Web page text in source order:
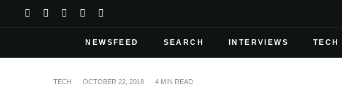
NEWSFEED SEARCH INTERVIEWS TECH
TECH · OCTOBER 22, 2018 · 4 MIN READ